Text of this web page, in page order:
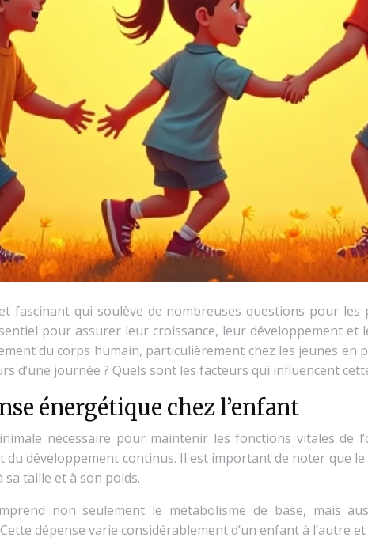
fascinant qui soulève de nombreuses questions pour
pour assurer leur croissance, leur développement
du corps humain, particulièrement chez les jeunes en
d’une journée ? Quels sont les facteurs qui influencent
énergétique chez l’enfant
nécessaire pour maintenir les fonctions vitales de
développement continus. Il est important de noter que
taille et à son poids.
non seulement le métabolisme de base, mais
dépense varie considérablement d’un enfant à l’autre